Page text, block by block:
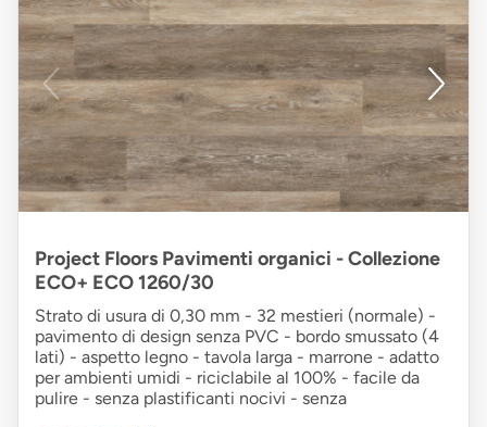
Project Floors Pavimenti organici - Collezione
ECO+ ECO 1260/30
Strato di usura di 0,30 mm - 32 mestieri (normale) -
pavimento di design senza PVC - bordo smussato (4
lati) - aspetto legno - tavola larga - marrone - adatto
per ambienti umidi - riciclabile al 100% - facile da
pulire - senza plastificanti nocivi - senza